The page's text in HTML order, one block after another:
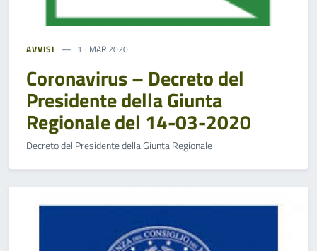
AVVISI 15 MAR 2020
Coronavirus – Decreto del
Presidente della Giunta
Regionale del 14-03-2020
Decreto del Presidente della Giunta Regionale